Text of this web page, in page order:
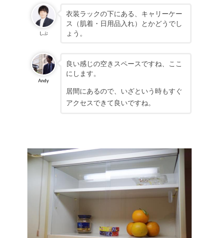
しぶ
衣装ラックの下にある、キャリーケー
ス（肌着・日用品入れ）とかどうでし
ょう。
Andy
良い感じの空きスペースですね、ここ
にします。
居間にあるので、いざという時もすぐ
アクセスできて良いですね。